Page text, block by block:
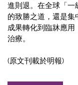
進則退。在全球「一
的致勝之道，還是
成果轉化到臨牀應用
治療。
(原文刊載於明報)